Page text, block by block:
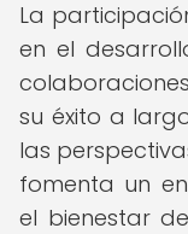
La
en el
su éxito a
las
fomenta un
el bienestar